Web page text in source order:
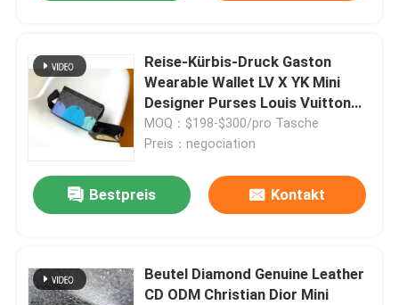
Reise-Kürbis-Druck Gaston
Wearable Wallet LV X YK Mini
Designer Purses Louis Vuitton
Pochette
MOQ：$198-$300/pro Tasche
Preis：negociation
Bestpreis Kontakt
Beutel Diamond Genuine Leather
CD ODM Christian Dior Mini